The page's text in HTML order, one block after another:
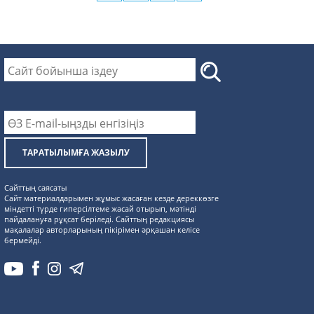
ТАРАТЫЛЫМҒА ЖАЗЫЛУ
Сайттың саясаты
Сайт материалдарымен жұмыс жасаған кезде дереккөзге
міндетті түрде гиперсілтеме жасай отырып, мәтінді
пайдалануға рұқсат беріледі. Сайттың редакциясы
мақалалар авторларының пікірімен әрқашан келісе
бермейді.